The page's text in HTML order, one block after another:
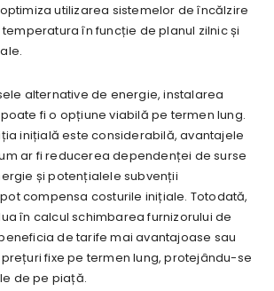
utilizarea sistemelor de încălzire
în funcție de planul zilnic și
alternative de energie, instalarea
fi o opțiune viabilă pe termen lung.
inițială este considerabilă, avantajele
ar fi reducerea dependenței de surse
și potențialele subvenții
compensa costurile inițiale. Totodată,
în calcul schimbarea furnizorului de
de tarife mai avantajoase sau
fixe pe termen lung, protejându-se
de pe piață.